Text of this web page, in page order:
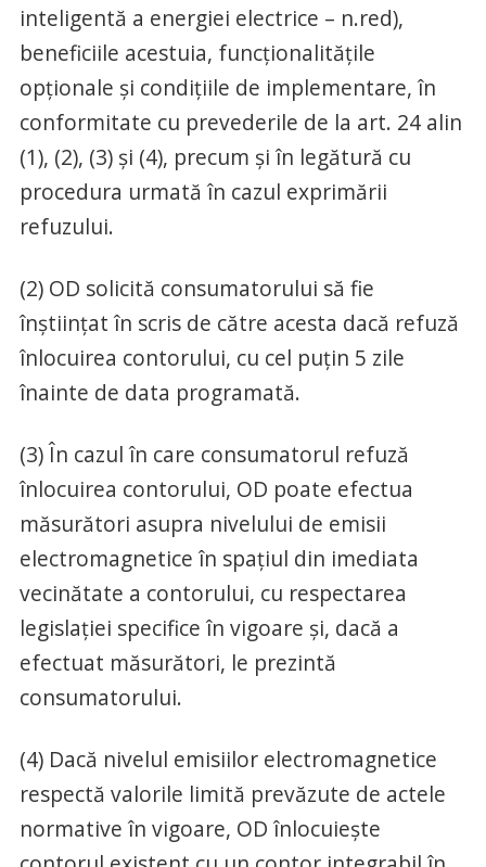
inteligentă a energiei electrice – n.red),
beneficiile acestuia, funcționalitățile
opționale și condițiile de implementare, în
conformitate cu prevederile de la art. 24 alin
(1), (2), (3) și (4), precum și în legătură cu
procedura urmată în cazul exprimării
refuzului.
(2) OD solicită consumatorului să fie
înștiințat în scris de către acesta dacă refuză
înlocuirea contorului, cu cel puțin 5 zile
înainte de data programată.
(3) În cazul în care consumatorul refuză
înlocuirea contorului, OD poate efectua
măsurători asupra nivelului de emisii
electromagnetice în spațiul din imediata
vecinătate a contorului, cu respectarea
legislației specifice în vigoare și, dacă a
efectuat măsurători, le prezintă
consumatorului.
(4) Dacă nivelul emisiilor electromagnetice
respectă valorile limită prevăzute de actele
normative în vigoare, OD înlocuiește